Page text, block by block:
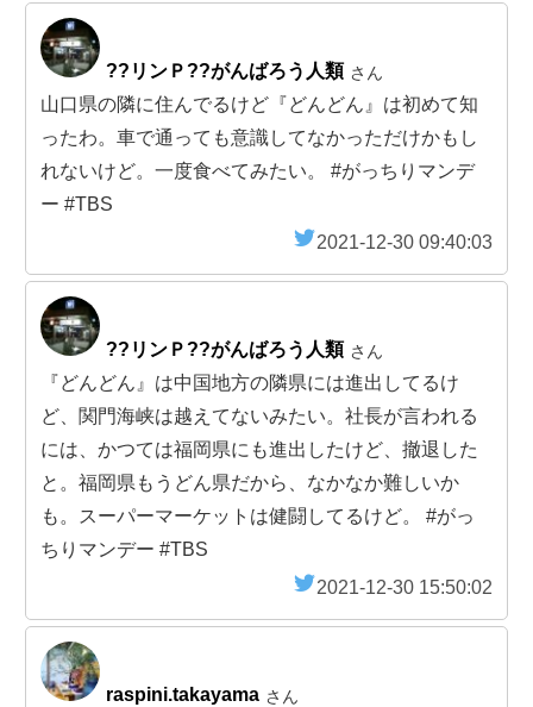
??リンＰ??がんばろう人類 さん
山口県の隣に住んでるけど『どんどん』は初めて知
ったわ。車で通っても意識してなかっただけかもし
れないけど。一度食べてみたい。 #がっちりマンデ
ー #TBS
2021-12-30 09:40:03
??リンＰ??がんばろう人類 さん
『どんどん』は中国地方の隣県には進出してるけ
ど、関門海峡は越えてないみたい。社長が言われる
には、かつては福岡県にも進出したけど、撤退した
と。福岡県もうどん県だから、なかなか難しいか
も。スーパーマーケットは健闘してるけど。 #がっ
ちりマンデー #TBS
2021-12-30 15:50:02
raspini.takayama さん